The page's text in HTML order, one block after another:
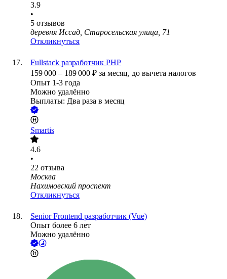
3.9
•
5 отзывов
деревня Иссад, Старосельская улица, 71
Откликнуться
Fullstack разработчик PHP
159 000 – 189 000 ₽ за месяц, до вычета налогов
Опыт 1-3 года
Можно удалённо
Выплаты: Два раза в месяц
Smartis
4.6
•
22 отзыва
Москва
Нахимовский проспект
Откликнуться
Senior Frontend разработчик (Vue)
Опыт более 6 лет
Можно удалённо